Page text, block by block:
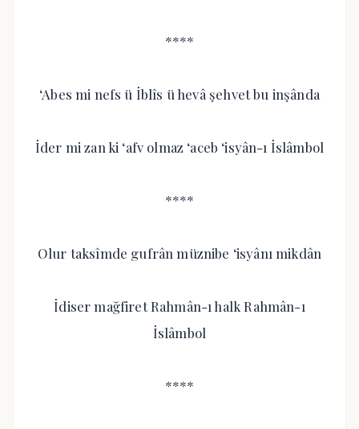
****
‘Abes mi nefs ü İblîs ü hevâ şehvet bu inşânda
İder mi zan ki ‘afv olmaz ‘aceb ‘isyân-ı İslâmbol
****
Olur taksîmde gufrân müznibe ‘isyânı mikdân
İdiser mağfiret Rahmân-ı halk Rahmân-ı
İslâmbol
****